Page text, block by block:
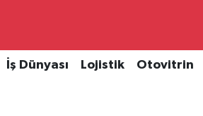
İş Dünyası Lojistik Otovitrin